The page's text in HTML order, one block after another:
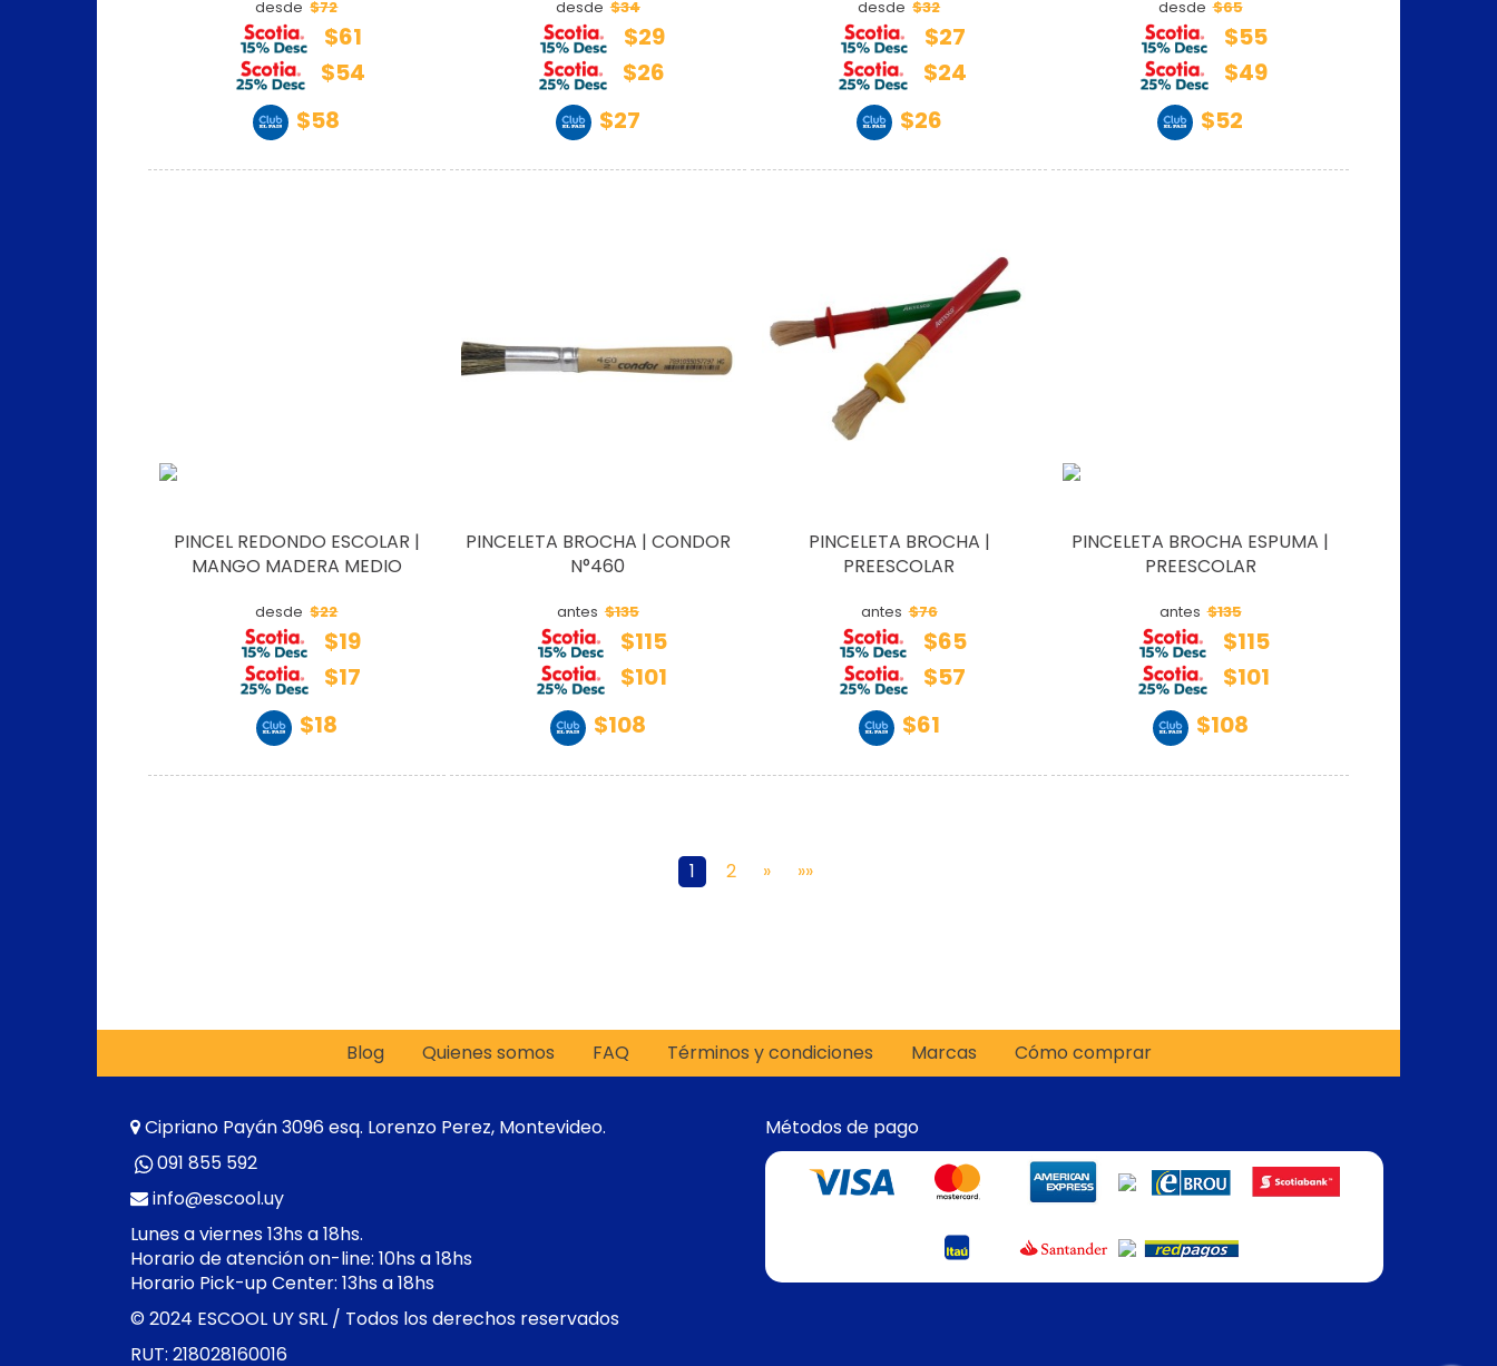
desde $72
$61
$54
$58
desde $34
$29
$26
$27
desde $32
$27
$24
$26
desde $65
$55
$49
$52
PINCEL REDONDO ESCOLAR |
MANGO MADERA MEDIO
desde $22
$19
$17
$18
PINCELETA BROCHA | CONDOR
N°460
antes $135
$115
$101
$108
PINCELETA BROCHA |
PREESCOLAR
antes $76
$65
$57
$61
PINCELETA BROCHA ESPUMA |
PREESCOLAR
antes $135
$115
$101
$108
1 2 » »»
Blog Quienes somos FAQ Términos y condiciones Marcas Cómo comprar
Cipriano Payán 3096 esq. Lorenzo Perez, Montevideo.
091 855 592
info@escool.uy
Lunes a viernes 13hs a 18hs.
Horario de atención on-line: 10hs a 18hs
Horario Pick-up Center: 13hs a 18hs
© 2024 ESCOOL UY SRL / Todos los derechos reservados
RUT: 218028160016
Métodos de pago